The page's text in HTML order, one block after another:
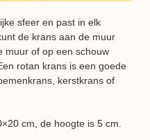
sfeer en past in elk
de krans aan de muur
muur of op een schouw
rotan krans is een goede
kerstkrans of
cm, de hoogte is 5 cm.